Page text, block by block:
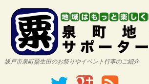
坂戸市泉町粟生田のお祭りやイベント行事のご紹介